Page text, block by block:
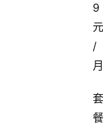
9
元
/
月
套
餐